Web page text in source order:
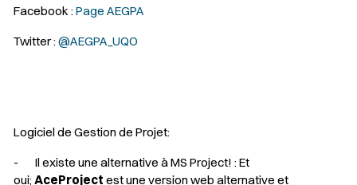
Facebook :Page AEGPA
Twitter :@AEGPA_UQO
Logiciel de Gestion de Projet:
- Il existe une alternative à MS Project! : Et
oui; AceProject est une version web alternative et